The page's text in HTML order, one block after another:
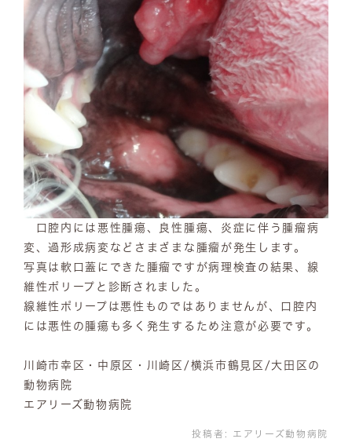
口腔内には悪性腫瘍、良性腫瘍、炎症に伴う腫瘤病
変、過形成病変などさまざまな腫瘤が発生します。
写真は軟口蓋にできた腫瘤ですが病理検査の結果、線
維性ポリープと診断されました。
線維性ポリープは悪性ものではありませんが、口腔内
には悪性の腫瘍も多く発生するため注意が必要です。
川崎市幸区・中原区・川崎区/横浜市鶴見区/大田区の
動物病院
エアリーズ動物病院
投稿者: エアリーズ動物病院